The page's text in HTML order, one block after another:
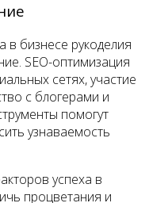
в бизнесе рукоделия
SEO-оптимизация
сетях, участие
с блогерами и
помогут
узнаваемость
успеха в
процветания и